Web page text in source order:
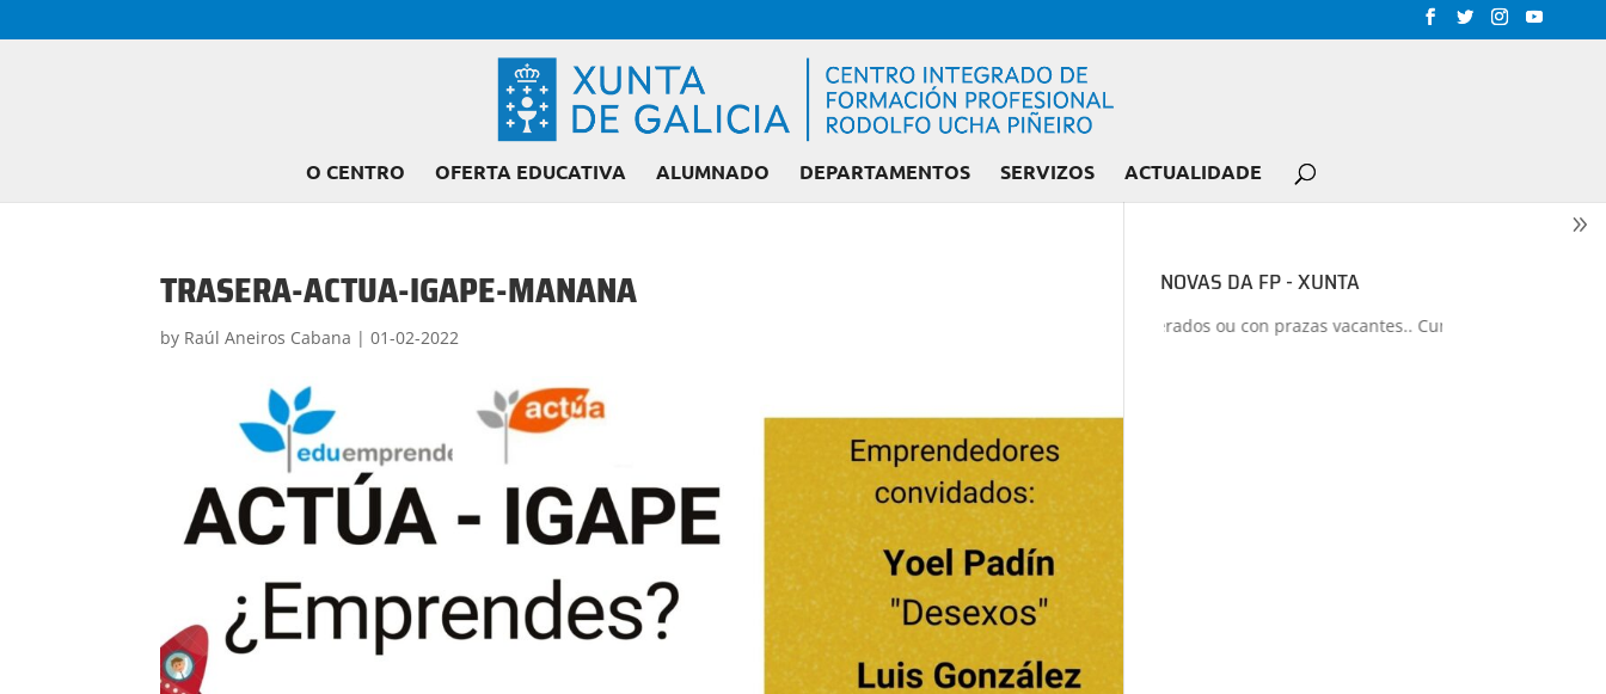
O CENTRO OFERTA EDUCATIVA ALUMNADO DEPARTAMENTOS SERVIZOS ACTUALIDADE
TRASERA-ACTUA-IGAPE-MANANA
by Raúl Aneiros Cabana |01-02-2022
NOVAS DA FP - XUNTA
Admisión FP: Ciclos liberados ou con prazas vacantes.. Curso 2026-2027